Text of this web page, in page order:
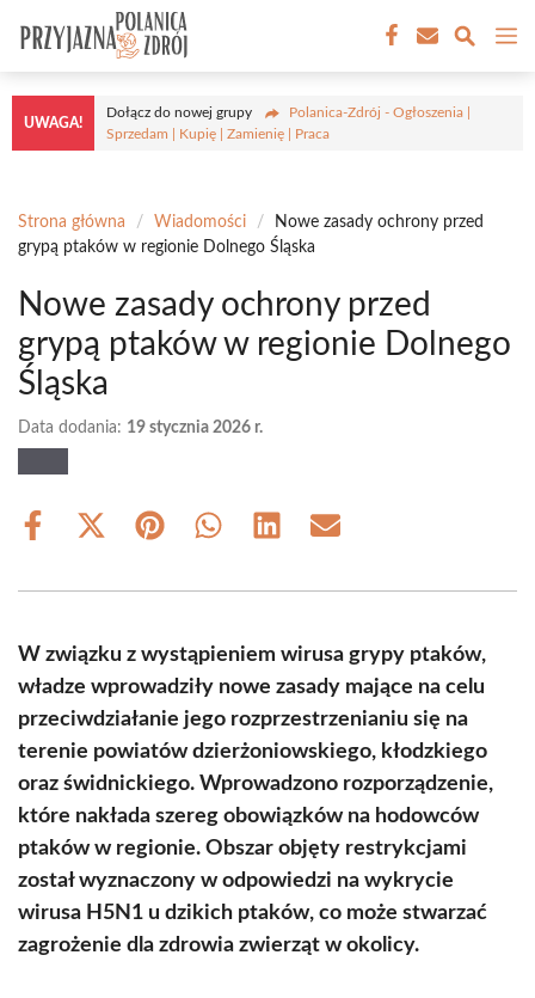
treści
UWAGA!
Dołącz do nowej grupy
Polanica-Zdrój - Ogłoszenia |
Sprzedam | Kupię | Zamienię | Praca
Strona główna / Wiadomości /
Nowe zasady ochrony przed
grypą ptaków w regionie Dolnego Śląska
Nowe zasady ochrony przed
grypą ptaków w regionie Dolnego
Śląska
Data dodania: 19 stycznia 2026 r.
Share
Share
(Twitter)
Share Share Share Share
W związku z wystąpieniem wirusa grypy ptaków,
władze wprowadziły nowe zasady mające na celu
przeciwdziałanie jego rozprzestrzenianiu się na
terenie powiatów dzierżoniowskiego, kłodzkiego
oraz świdnickiego. Wprowadzono rozporządzenie,
które nakłada szereg obowiązków na hodowców
ptaków w regionie. Obszar objęty restrykcjami
został wyznaczony w odpowiedzi na wykrycie
wirusa H5N1 u dzikich ptaków, co może stwarzać
zagrożenie dla zdrowia zwierząt w okolicy.